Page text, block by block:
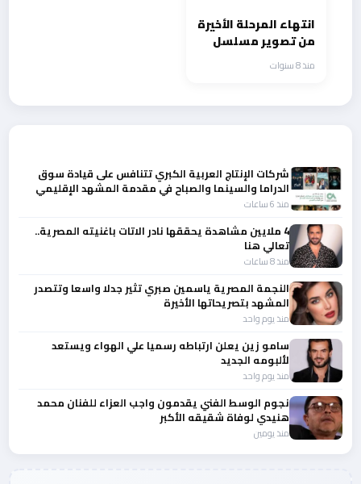
انتهاء المرحلة الأخيرة
من تصوير مسلسل
عطر الشام في جزئه
الرابع
منذ 8 سنوات
شركات الإنتاج العربية الكبري تتنافس على قيادة سوق
الدراما والسينما والصباح في مقدمة المشهد الإقليمي
منذ 6 ساعات
4 ملايين مشاهدة يحققها نادر الاتات باغنيته المصرية..
تعالي هنا
منذ 8 ساعات
النجمة المصرية ياسمين صبري تثير جدلا واسعا وتتصدر
المشهد بتصريحاتها الأخيرة
منذ يوم واحد
سامو زين يعلن ارتباطه رسميا علي الهواء ويستعد
لألبومه الجديد
منذ يوم واحد
نجوم الوسط الفني يقدمون واجب العزاء للفنان محمد
هنيدي لوفاة شقيقه الأكبر
منذ يومين